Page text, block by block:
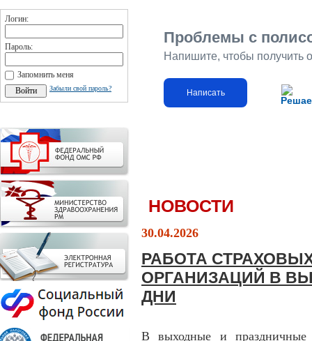
Логин:
Пароль:
Запомнить меня
Забыли свой пароль?
Проблемы с
Напишите, чтобы получить
Написать
НОВОСТИ
30.04.2026
РАБОТА
ОРГАНИЗАЦИЙ В
ДНИ
В выходные и праздничные